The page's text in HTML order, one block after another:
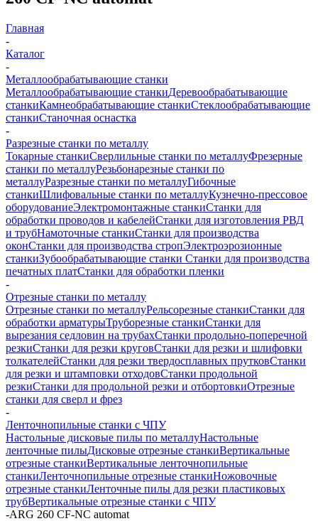
Главная
-
Каталог
-
Металлообрабатывающие станки
Металлообрабатывающие станкиДеревообрабатывающие
станкиКамнеобрабатывающие станкиСтеклообрабатывающие
станкиСтаночная оснастка
-
Разрезные станки по металлу
Токарные станкиСверлильные станки по металлуФрезерные
станки по металлуРезьбонарезные станки по
металлуРазрезные станки по металлуГибочные
станкиШлифовальные станки по металлуКузнечно-прессовое
оборудованиеЭлектромонтажные станкиСтанки для
обработки проводов и кабелейСтанки для изготовления РВД
и трубНамоточные станкиСтанки для производства
оконСтанки для производства стропЭлектроэрозионные
станкиЗубообрабатывающие станки Станки для производства
печатных платСтанки для обработки пленки
-
Отрезные станки по металлу
Отрезные станки по металлуРельсорезные станкиСтанки для
обработки арматурыТруборезные станкиСтанки для
вырезания седловин на трубаxСтанки продольно-поперечной
резкиСтанки для резки круговСтанки для резки и шлифовки
толкателейСтанки для резки твердосплавных прутковСтанки
для резки и штамповки отходовСтанки продольной
резкиСтанки для продольной резки и отбортовкиОтрезные
станки для сверл и фрез
-
Ленточнопильные станки с ЧПУ
Настольные дисковые пилы по металлуНастольные
ленточные пилыДисковые отрезные станкиВертикальные
отрезные станкиВертикальные ленточнопильные
станкиЛенточнопильные отрезные станкиНожовочные
отрезные станкиЛенточные пилы для резки пластиковых
трубВертикальные отрезные станки с ЧПУ
-ARG 260 CF-NC automat